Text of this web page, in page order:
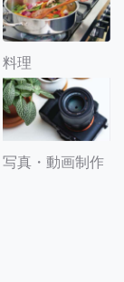
料理
写真・動画制作